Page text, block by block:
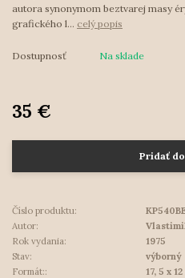
autora synonymom beztvarej masy
grafického l... celý popis
Dostupnosť Na sklade
35 €
Pridať
Číslo produktu:
Autor:
Rok vydania:
1975
Stav:
výborný
Formát::
17, 5 x